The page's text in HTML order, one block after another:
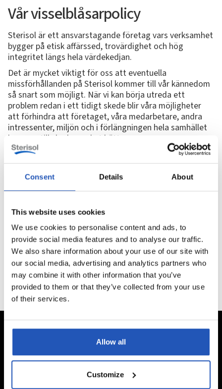
Consent Details About
This website uses cookies
We use cookies to personalise content and ads, to
provide social media features and to analyse our traffic.
We also share information about your use of our site with
our social media, advertising and analytics partners who
may combine it with other information that you’ve
provided to them or that they’ve collected from your use
of their services.
Allow all
Customize
Vår visselblåsarpolicy
Sterisol är ett ansvarstagande företag vars verksamhet
bygger på etisk affärssed, trovärdighet och hög
integritet längs hela värdekedjan.
Det är mycket viktigt för oss att eventuella
missförhållanden på Sterisol kommer till vår kännedom
så snart som möjligt. När vi kan börja utreda ett
problem redan i ett tidigt skede blir våra möjligheter
att förhindra att företaget, våra medarbetare, andra
intressenter, miljön och i förlängningen hela samhället
kommer till skada mycket bättre.
Vi vill därför att alla som misstänker överträdelser av
lagar, bestämmelser eller etiska regler på Sterisol
rapporterar detta via vår visselblåsarlösning.
För att du ska känna dig trygg när du skickar in din
en säker visselblåsarlösning, för att ta emot och
hantera rapporter. Din anonymitet garanteras i all din
kommunikation med oss tack vare att vi anlitar en
extern part.
Om du vill veta mer om vår visselblåsarkanal eller skicka
in en rapport, klicka på den här länken
gepeholdingag.whistlelink.com.